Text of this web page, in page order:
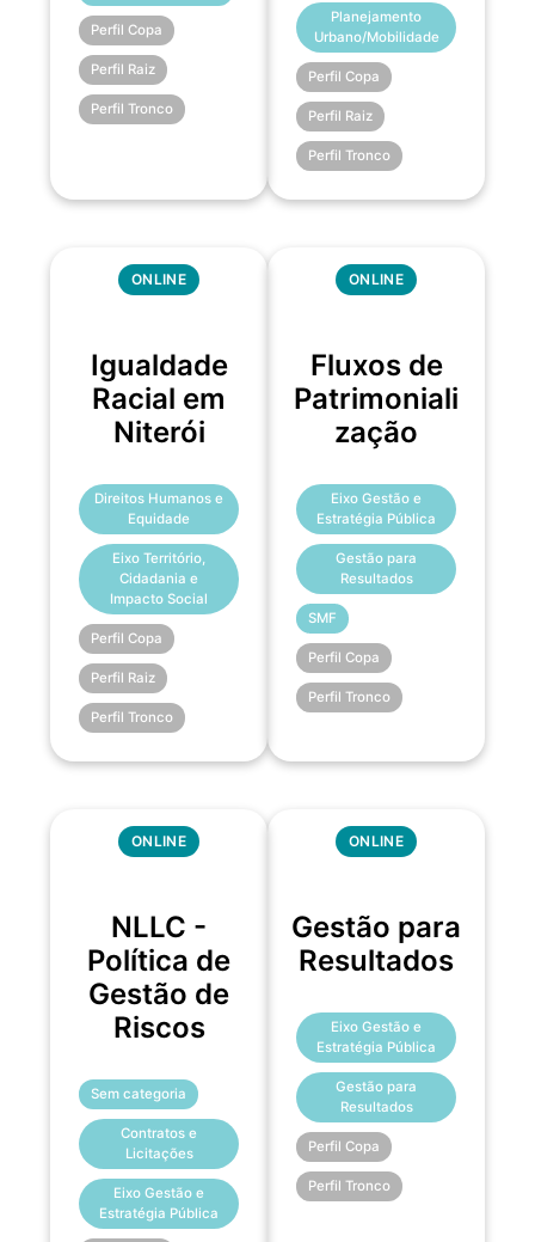
Perfil Copa
Perfil Raiz
Perfil Tronco
Planejamento
Urbano/Mobilidade
Perfil Copa
Perfil Raiz
Perfil Tronco
ONLINE
Igualdade
Racial em
Niterói
Direitos Humanos e
Equidade
Eixo Território,
Cidadania e
Impacto Social
Perfil Copa
Perfil Raiz
Perfil Tronco
ONLINE
Fluxos de
Patrimoniali
zação
Eixo Gestão e
Estratégia Pública
Gestão para
Resultados
SMF
Perfil Copa
Perfil Tronco
ONLINE
NLLC -
Política de
Gestão de
Riscos
Sem categoria
Contratos e
Licitações
Eixo Gestão e
Estratégia Pública
ONLINE
Gestão para
Resultados
Eixo Gestão e
Estratégia Pública
Gestão para
Resultados
Perfil Copa
Perfil Tronco